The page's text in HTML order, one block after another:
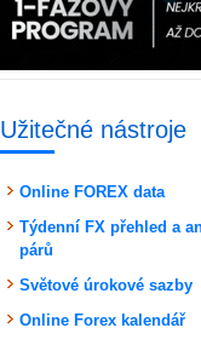
Užitečné nástroje
Online FOREX data
Týdenní FX přehled a
párů
Světové úrokové sazby
Online Forex kalendář